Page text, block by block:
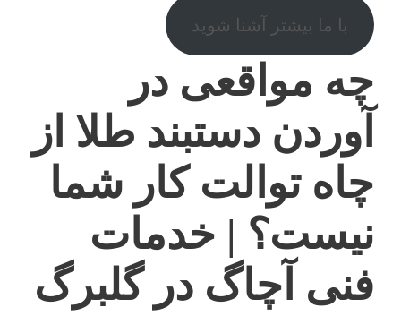
با ما بیشتر آشنا شوید
چه مواقعی در
آوردن دستبند طلا از
چاه توالت کار شما
نیست؟ | خدمات
فنی آچاگ در گلبرگ